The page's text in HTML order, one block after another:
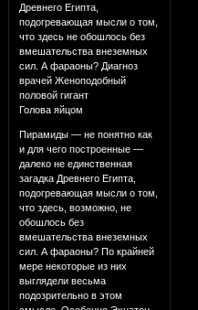
Древнего Египта,
подогревающая мысли о том,
что здесь не обошлось без
вмешательства внеземных
сил. А фараоны? Диагноз
врачей Женоподобный
половой гигант
Голова яйцом
Пирамиды — не понятно как
и для чего построенные —
далеко не единственная
загадка Древнего Египта,
подогревающая мысли о том,
что здесь, возможно, не
обошлось без
вмешательства внеземных
сил. А фараоны? По крайней
мере некоторые из них
выглядели весьма
подозрительно в этом